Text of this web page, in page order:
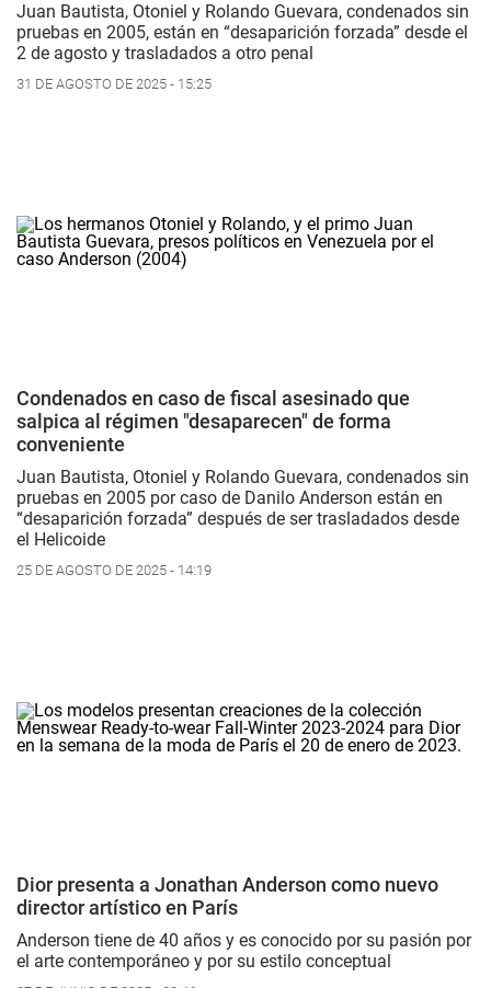
Juan Bautista, Otoniel y Rolando Guevara, condenados sin
pruebas en 2005, están en “desaparición forzada” desde el
2 de agosto y trasladados a otro penal
31 DE AGOSTO DE 2025 - 15:25
Condenados en caso de fiscal asesinado que
salpica al régimen "desaparecen" de forma
conveniente
Juan Bautista, Otoniel y Rolando Guevara, condenados sin
pruebas en 2005 por caso de Danilo Anderson están en
“desaparición forzada” después de ser trasladados desde
el Helicoide
25 DE AGOSTO DE 2025 - 14:19
Dior presenta a Jonathan Anderson como nuevo
director artístico en París
Anderson tiene de 40 años y es conocido por su pasión por
el arte contemporáneo y por su estilo conceptual